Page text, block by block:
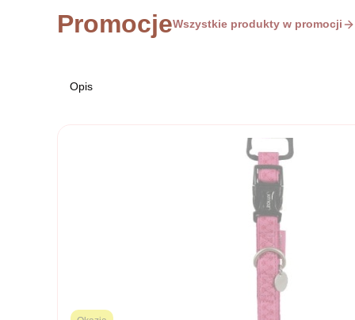
PromocjeWszystkie produkty w promocji
Opis